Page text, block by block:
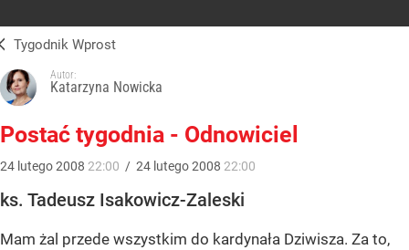
Tygodnik Wprost
Autor:
Katarzyna Nowicka
Postać tygodnia - Odnowiciel
24 lutego2008 22:00 / 24 lutego2008 22:00
ks. Tadeusz Isakowicz-Zaleski
Mam żal przede wszystkim do kardynała Dziwisza. Za to,